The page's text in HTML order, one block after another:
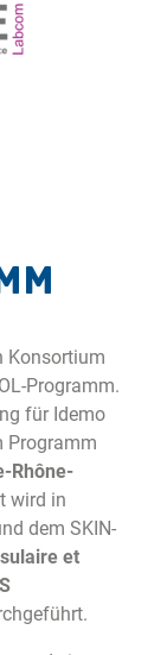
Konsortium
Programm.
für Idemo
Programm
Rhône-
wird in
dem SKIN-
et